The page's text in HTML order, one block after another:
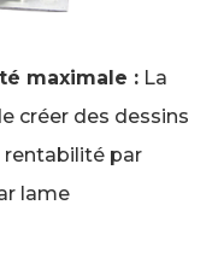
maximale : La
créer des dessins
rentabilité par
lame